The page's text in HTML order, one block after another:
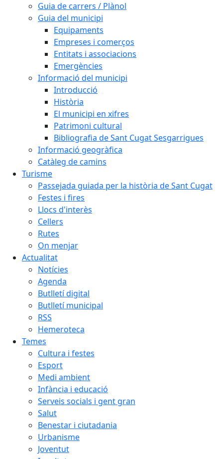
Guia de carrers / Plànol
Guia del municipi
Equipaments
Empreses i comerços
Entitats i associacions
Emergències
Informació del municipi
Introducció
Història
El municipi en xifres
Patrimoni cultural
Bibliografia de Sant Cugat Sesgarrigues
Informació geogràfica
Catàleg de camins
Turisme
Passejada guiada per la història de Sant Cugat
Festes i fires
Llocs d'interès
Cellers
Rutes
On menjar
Actualitat
Notícies
Agenda
Butlletí digital
Butlletí municipal
RSS
Hemeroteca
Temes
Cultura i festes
Esport
Medi ambient
Infància i educació
Serveis socials i gent gran
Salut
Benestar i ciutadania
Urbanisme
Joventut